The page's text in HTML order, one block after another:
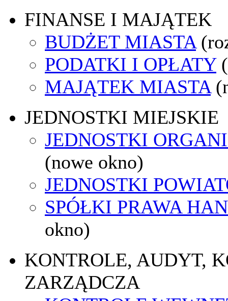
FINANSE I MAJĄTEK
BUDŻET MIASTA
PODATKI I OPŁATY
MAJĄTEK MIASTA
JEDNOSTKI MIEJSKIE
JEDNOSTKI
(nowe okno)
JEDNOSTKI
SPÓŁKI PRAWA
okno)
KONTROLE, AUDYT,
ZARZĄDCZA